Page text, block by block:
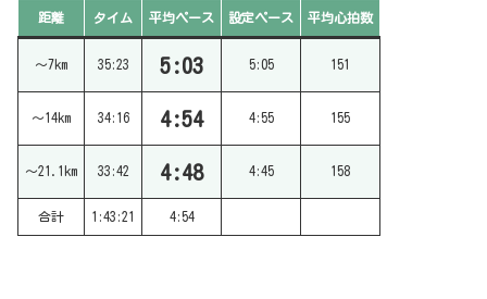
距離 タイム 平均ペース 設定ペース 平均心拍数
〜7km 35:23 5:03 5:05 151
〜14km 34:16 4:54 4:55 155
〜21.1km 33:42 4:48 4:45 158
合計 1:43:21 4:54